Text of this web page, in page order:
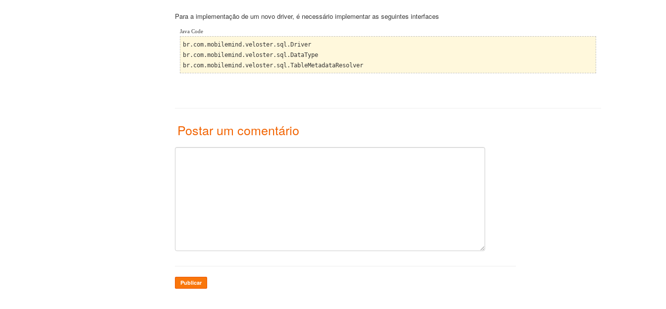
Para a implementação de um novo driver, é necessário implementar as seguintes interfaces
Java Code
br.com.mobilemind.veloster.sql.Driver
br.com.mobilemind.veloster.sql.DataType
br.com.mobilemind.veloster.sql.TableMetadataResolver
Postar um comentário
Publicar